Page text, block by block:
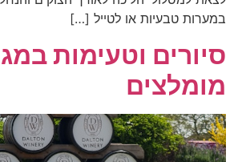
במערות טבעיות או לטייל […]
סיורים וטעימות
מומלצים